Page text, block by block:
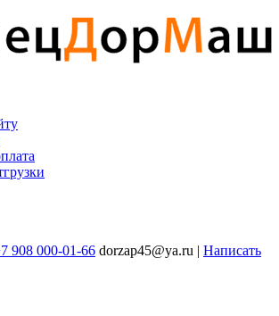
908 000-01-66 dorzap45@ya.ru | Написать